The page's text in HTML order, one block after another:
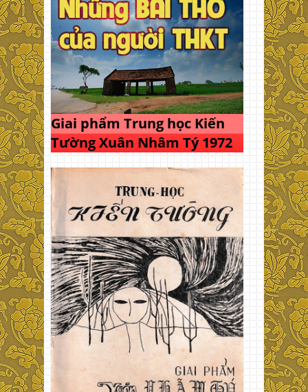
Giai phẩm Trung học Kiến
Tường Xuân Nhâm Tý 1972